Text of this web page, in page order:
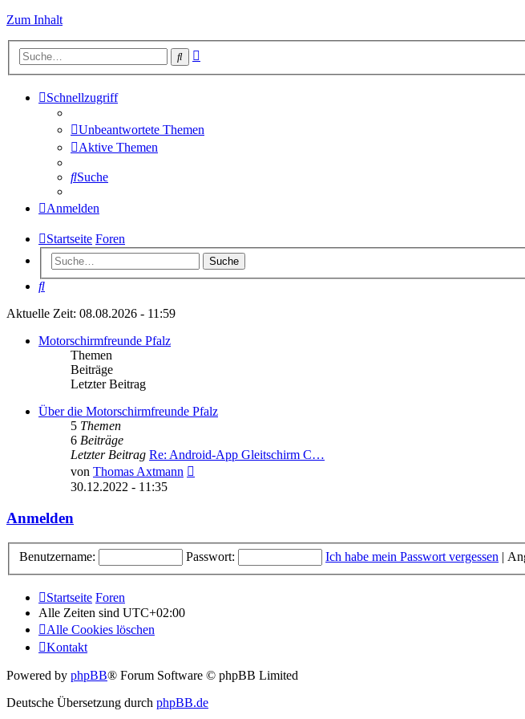
Zum Inhalt
Suche
Schnellzugriff
Unbeantwortete Themen
Aktive Themen
Suche
Anmelden
Startseite Foren
Suche
Suche
Aktuelle Zeit: 08.08.2026 - 11:59
Motorschirmfreunde Pfalz
Themen
Beiträge
Letzter Beitrag
Über die Motorschirmfreunde Pfalz
5 Themen
6 Beiträge
Letzter Beitrag Re: Android-App Gleitschirm C…
von Thomas Axtmann
30.12.2022 - 11:35
Anmelden
Benutzername: Passwort: Ich habe mein Passwort vergessen |
Startseite Foren
Alle Zeiten sind UTC+02:00
Alle Cookies löschen
Kontakt
Powered by phpBB® Forum Software © phpBB Limited
Deutsche Übersetzung durch phpBB.de